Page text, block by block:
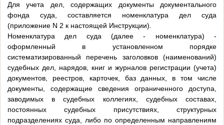
Для учета дел, содержащих документы документального
фонда суда, составляется номенклатура дел суда
(приложение N 2 к настоящей Инструкции).
Номенклатура дел суда (далее - номенклатура) -
оформленный в установленном порядке
систематизированный перечень заголовков (наименований)
судебных дел, нарядов, книг и журналов регистрации (учета)
документов, реестров, карточек, баз данных, в том числе
документы, содержащие сведения ограниченного доступа,
заводимых в судебных коллегиях, судебных составах,
постоянных судебных присутствиях, структурных
подразделениях суда, либо по определенным направлениям